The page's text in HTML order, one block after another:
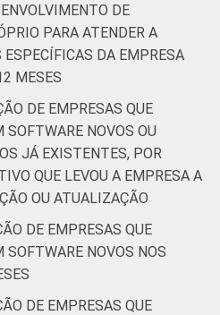
que declararam usar
10 ou mais pessoas
os seguintes
2.0 (C, F, G, H, I, J, L, M,
entre os meses
de 2015.
DE
PARA ATENDER A
ESPECÍFICAS DA EMPRESA
MESES
DE EMPRESAS QUE
SOFTWARE NOVOS OU
JÁ EXISTENTES, POR
QUE LEVOU A EMPRESA A
OU ATUALIZAÇÃO
DE EMPRESAS QUE
SOFTWARE NOVOS NOS
DE EMPRESAS QUE